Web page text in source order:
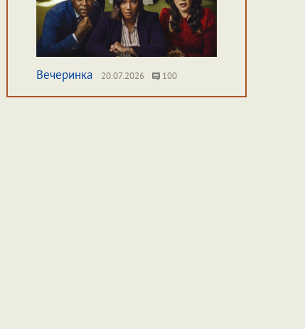
Вечеринка 20.07.2026 100